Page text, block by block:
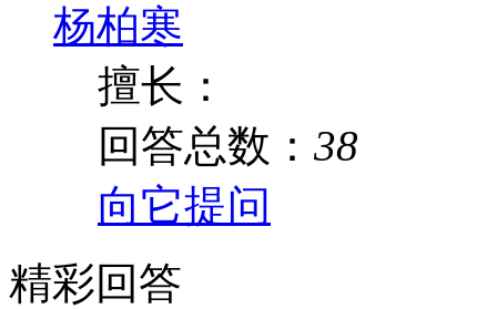
杨柏寒
擅长：
回答总数： 38
向它提问
精彩回答